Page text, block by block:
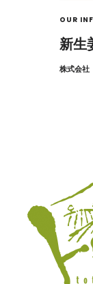
OUR
新生
by
株式会社